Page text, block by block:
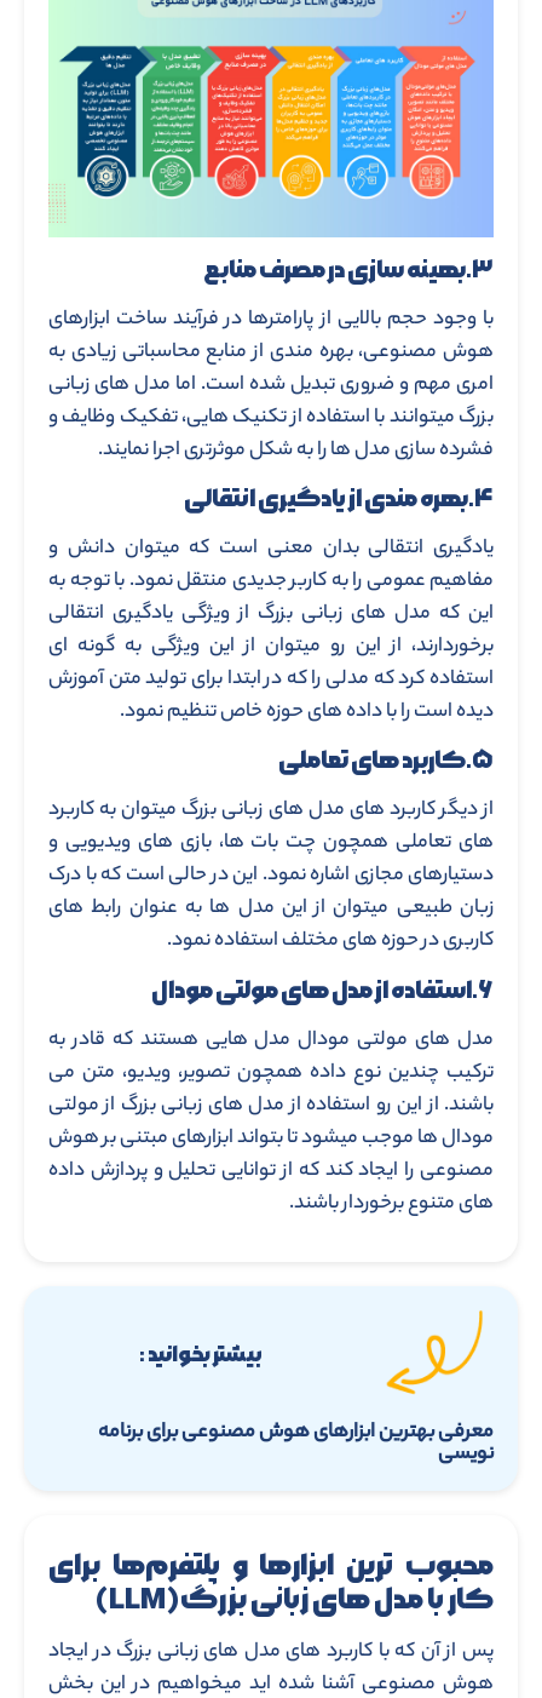
۳.بهینه سازی در مصرف منابع
با وجود حجم بالایی از پارامترها در فرآیند ساخت ابزارهای
هوش مصنوعی، بهره مندی از منابع محاسباتی زیادی به
امری مهم و ضروری تبدیل شده است. اما مدل های زبانی
بزرگ میتوانند با استفاده از تکنیک هایی، تفکیک وظایف و
فشرده سازی مدل ها را به شکل موثرتری اجرا نمایند.
۴.بهره مندی از یادگیری انتقالی
یادگیری انتقالی بدان معنی است که میتوان دانش و
مفاهیم عمومی را به کاربر جدیدی منتقل نمود. با توجه به
این که مدل های زبانی بزرگ از ویژگی یادگیری انتقالی
برخوردارند، از این رو میتوان از این ویژگی به گونه ای
استفاده کرد که مدلی را که در ابتدا برای تولید متن آموزش
دیده است را با داده های حوزه خاص تنظیم نمود.
۵.کاربرد های تعاملی
از دیگر کاربرد های مدل های زبانی بزرگ میتوان به کاربرد
های تعاملی همچون چت بات ها، بازی های ویدیویی و
دستیارهای مجازی اشاره نمود. این در حالی است که با درک
زبان طبیعی میتوان از این مدل ها به عنوان رابط های
کاربری در حوزه های مختلف استفاده نمود.
۶.استفاده از مدل های مولتی مودال
مدل های مولتی مودال مدل هایی هستند که قادر به
ترکیب چندین نوع داده همچون تصویر، ویدیو، متن می
باشند. از این رو استفاده از مدل های زبانی بزرگ از مولتی
مودال ها موجب میشود تا بتواند ابزارهای مبتنی بر هوش
مصنوعی را ایجاد کند که از توانایی تحلیل و پردازش داده
های متنوع برخوردار باشند.
بیشتر بخوانید :
معرفی بهترین ابزارهای هوش مصنوعی برای برنامه
نویسی
محبوب ترین ابزارها و پلتفرم‌ها برای
کار با مدل های زبانی بزرگ(LLM)
پس از آن که با کاربرد های مدل های زبانی بزرگ در ایجاد
هوش مصنوعی آشنا شده اید میخواهیم در این بخش